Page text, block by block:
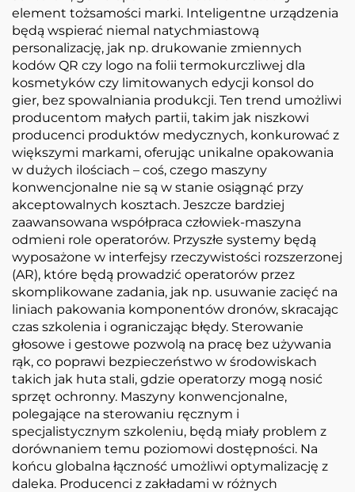
element tożsamości marki. Inteligentne urządzenia
będą wspierać niemal natychmiastową
personalizację, jak np. drukowanie zmiennych
kodów QR czy logo na folii termokurczliwej dla
kosmetyków czy limitowanych edycji konsol do
gier, bez spowalniania produkcji. Ten trend umożliwi
producentom małych partii, takim jak niszkowi
producenci produktów medycznych, konkurować z
większymi markami, oferując unikalne opakowania
w dużych ilościach – coś, czego maszyny
konwencjonalne nie są w stanie osiągnąć przy
akceptowalnych kosztach. Jeszcze bardziej
zaawansowana współpraca człowiek-maszyna
odmieni role operatorów. Przyszłe systemy będą
wyposażone w interfejsy rzeczywistości rozszerzonej
(AR), które będą prowadzić operatorów przez
skomplikowane zadania, jak np. usuwanie zacięć na
liniach pakowania komponentów dronów, skracając
czas szkolenia i ograniczając błędy. Sterowanie
głosowe i gestowe pozwolą na pracę bez używania
rąk, co poprawi bezpieczeństwo w środowiskach
takich jak huta stali, gdzie operatorzy mogą nosić
sprzęt ochronny. Maszyny konwencjonalne,
polegające na sterowaniu ręcznym i
specjalistycznym szkoleniu, będą miały problem z
dorównaniem temu poziomowi dostępności. Na
końcu globalna łączność umożliwi optymalizację z
daleka. Producenci z zakładami w różnych